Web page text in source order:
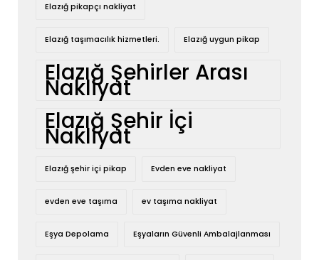
Elazığ pikapçı nakliyat
Elazığ taşımacılık hizmetleri. Elazığ uygun pikap
Elazığ Şehirler Arası
Nakliyat
Elazığ Şehir İçi
Nakliyat
Elazığ şehir içi pikap Evden eve nakliyat
evden eve taşıma ev taşıma nakliyat
Eşya Depolama Eşyaların Güvenli Ambalajlanması